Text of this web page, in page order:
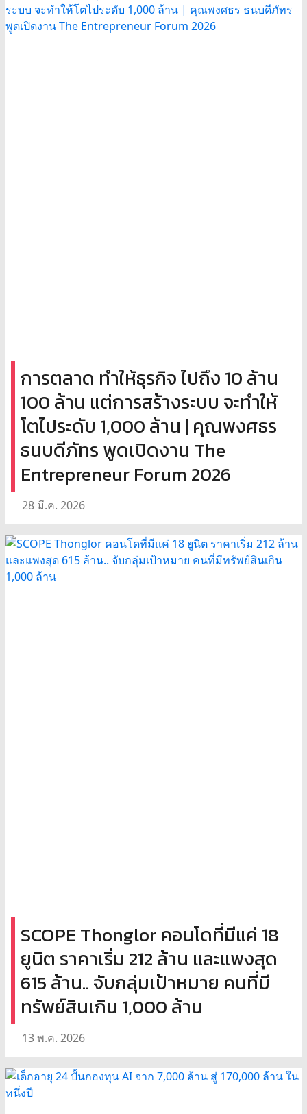
การตลาด ทำให้ธุรกิจ ไปถึง 10 ล้าน
100 ล้าน แต่การสร้างระบบ จะทำให้
โตไประดับ 1,000 ล้าน | คุณพงศธร
ธนบดีภัทร พูดเปิดงาน The
Entrepreneur Forum 2026
28 มี.ค. 2026
SCOPE Thonglor คอนโดที่มีแค่ 18
ยูนิต ราคาเริ่ม 212 ล้าน และแพงสุด
615 ล้าน.. จับกลุ่มเป้าหมาย คนที่มี
ทรัพย์สินเกิน 1,000 ล้าน
13 พ.ค. 2026